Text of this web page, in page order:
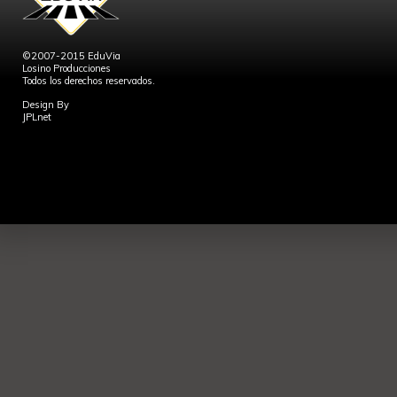
©2007-2015 EduVia
Losino Producciones
Todos los derechos reservados.
Design By
JPLnet